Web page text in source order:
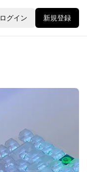
ログイン 新規登録